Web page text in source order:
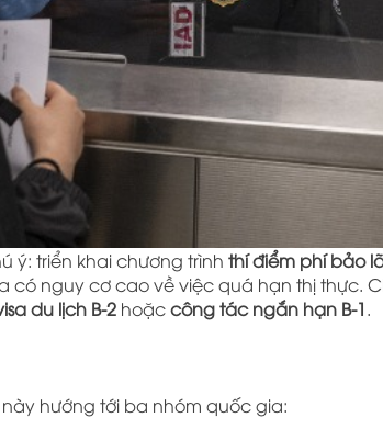
ý: triển khai chương trình thí điểm phí bảo
có nguy cơ cao về việc quá hạn thị thực.
du lịch B-2 hoặccông tác ngắn hạn B-1.
hướng tới ba nhóm quốc gia: